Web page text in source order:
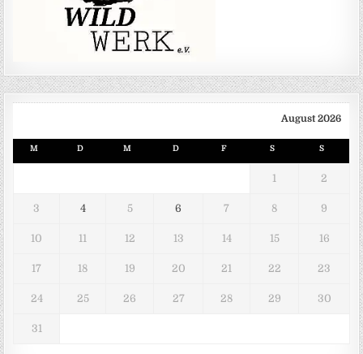
August 2026
M D M D F S S
1 2
3 4 5 6 7 8 9
10 11 12 13 14 15 16
17 18 19 20 21 22 23
24 25 26 27 28 29 30
31